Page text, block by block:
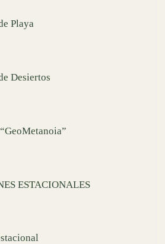
Playa
Desiertos
ESTACIONALES